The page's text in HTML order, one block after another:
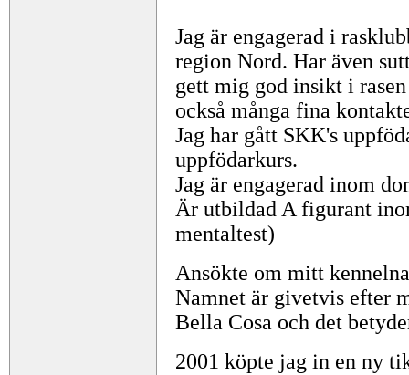
Jag är engagerad i
region Nord. Har även
gett mig god insikt i
också många fina
Jag har gått SKK's
uppfödarkurs.
Jag är engagerad inom
Är utbildad A figurant
mentaltest)
Ansökte om mitt
Namnet är givetvis efter
Bella Cosa och det
2001 köpte jag in en ny